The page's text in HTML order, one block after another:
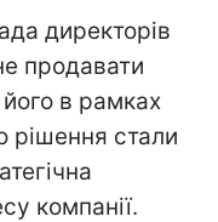
директорів
продавати
його в рамках
рішення стали
компанії.